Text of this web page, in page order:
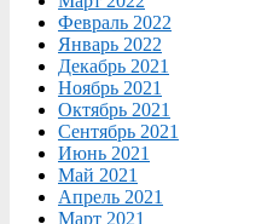
Февраль 2022
Январь 2022
Декабрь 2021
Ноябрь 2021
Октябрь 2021
Сентябрь 2021
Июнь 2021
Май 2021
Апрель 2021
Март 2021